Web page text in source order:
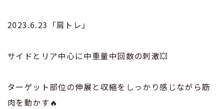
2023.6.23「肩トレ」
サイドとリア中心に中重量中回数の刺激💥
ターゲット部位の伸展と収縮をしっかり感じながら筋
肉を動かす🔥